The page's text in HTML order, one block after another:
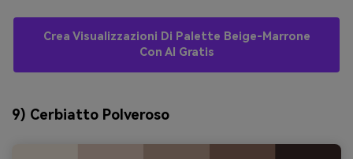
Crea Visualizzazioni Di Palette Beige-Marrone
Con AI Gratis
9) Cerbiatto Polveroso